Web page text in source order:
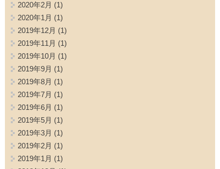
2020年2月 (1)
2020年1月 (1)
2019年12月 (1)
2019年11月 (1)
2019年10月 (1)
2019年9月 (1)
2019年8月 (1)
2019年7月 (1)
2019年6月 (1)
2019年5月 (1)
2019年3月 (1)
2019年2月 (1)
2019年1月 (1)